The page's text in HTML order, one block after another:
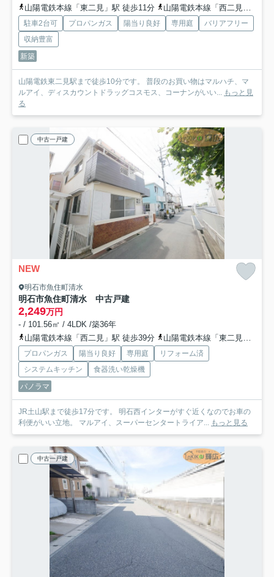
山陽電鉄本線「東二見」駅 徒歩11分
山陽電鉄本線「西二見」駅 徒歩24分
駐車2台可 プロパンガス 陽当り良好 専用庭
バリアフリー
収納豊富
新築
山陽電鉄東二見駅まで徒歩10分です。 普段のお買い物はマルハチ、マ
ルアイ、ディスカウントドラッグコスモス、コーナンがいい... もっと見
る
中古一戸建
NEW
明石市魚住町清水
明石市魚住町清水 中古戸建
2,249万円
- / 101.56㎡ / 4LDK /築36年
山陽電鉄本線「西二見」駅 徒歩39分
山陽電鉄本線「東二見」駅 徒歩39分
プロパンガス 陽当り良好 専用庭
リフォーム済
システムキッチン
食器洗い乾燥機
パノラマ
JR土山駅まで徒歩17分です。 明石西インターがすぐ近くなのでお車の
利便がいい立地。 マルアイ、スーパーセンタートライア... もっと見る
中古一戸建